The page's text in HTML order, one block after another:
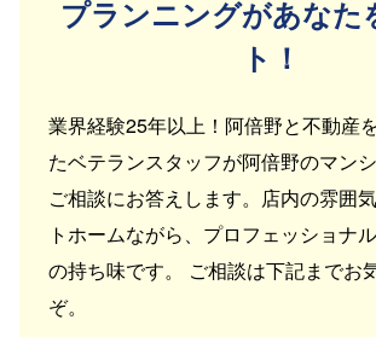
プランニングがあなた
ト！
業界経験25年以上！阿倍野と不動産
たベテランスタッフが阿倍野のマン
ご相談にお答えします。店内の雰囲
トホームながら、プロフェッショナ
の持ち味です。 ご相談は下記までお
ぞ。